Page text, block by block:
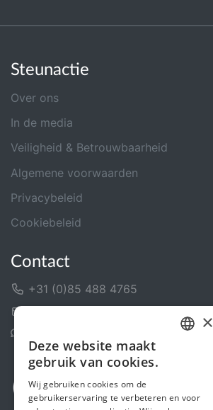
Steunactie
Over ons
In de media
Veiligheid & Betrouwbaarheid
Algemene voorwaarden
Privacybeleid
Cookiebeleid
Contact
+31 (0)85 488 4765
ENGLISH
×
Deze website maakt
gebruik van cookies.
Wij gebruiken cookies om de
gebruikerservaring te verbeteren en voor